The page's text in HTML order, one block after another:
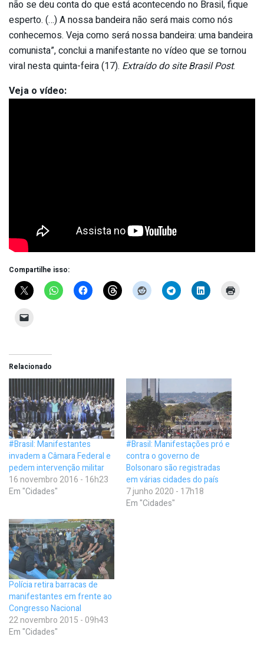
não se deu conta do que está acontecendo no Brasil, fique
esperto. (…) A nossa bandeira não será mais como nós
conhecemos. Veja como será nossa bandeira: uma bandeira
comunista”, conclui a manifestante no vídeo que se tornou
viral nesta quinta-feira (17). Extraído do site Brasil Post.
Veja o vídeo:
Compartilhe isso:
Relacionado
#Brasil: Manifestantes
invadem a Câmara Federal e
pedem intervenção militar
16 novembro 2016 - 16h23
Em "Cidades"
#Brasil: Manifestações pró e
contra o governo de
Bolsonaro são registradas
em várias cidades do país
7 junho 2020 - 17h18
Em "Cidades"
Polícia retira barracas de
manifestantes em frente ao
Congresso Nacional
22 novembro 2015 - 09h43
Em "Cidades"